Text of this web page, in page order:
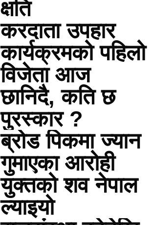
क्षति
करदाता उपहार
कार्यक्रमको पहिलो
विजेता आज
छानिदै, कति छ
पुरस्कार ?
ब्रोड पिकमा ज्यान
गुमाएका आरोही
युक्तको शव नेपाल
ल्याइयो